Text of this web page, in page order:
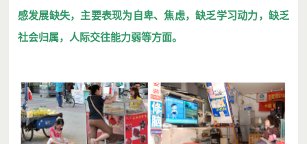
感发展缺失，主要表现为自卑、焦虑，缺乏学习动力，缺乏
社会归属，人际交往能力弱等方面。